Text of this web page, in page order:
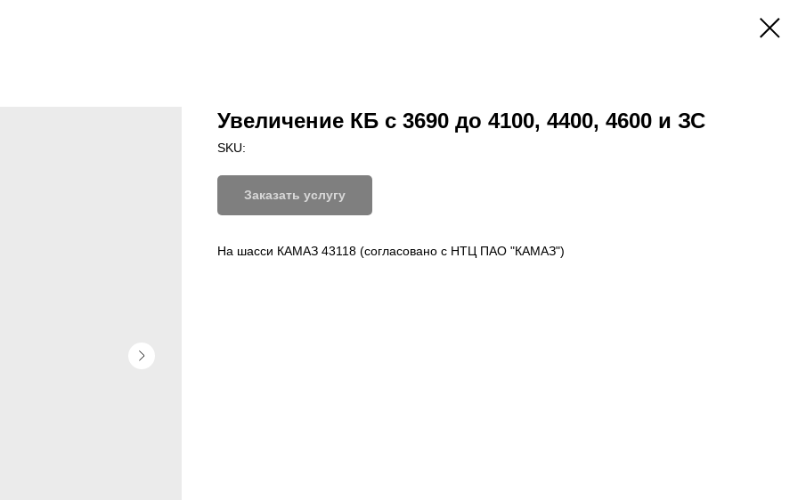
Увеличение КБ с 3690 до 4100, 4400, 4600 и ЗС
SKU:
Заказать услугу
На шасси КАМАЗ 43118 (согласовано с НТЦ ПАО "КАМАЗ")